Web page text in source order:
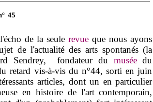
45
de la seulerevue que nous ayons
de l'actualité des arts spontanés (la
Sendrey, fondateur du muséedu
retard vis-à-vis du n°44, sorti en juin
articles, dont un en particulier
en histoire de l'art contemporain,